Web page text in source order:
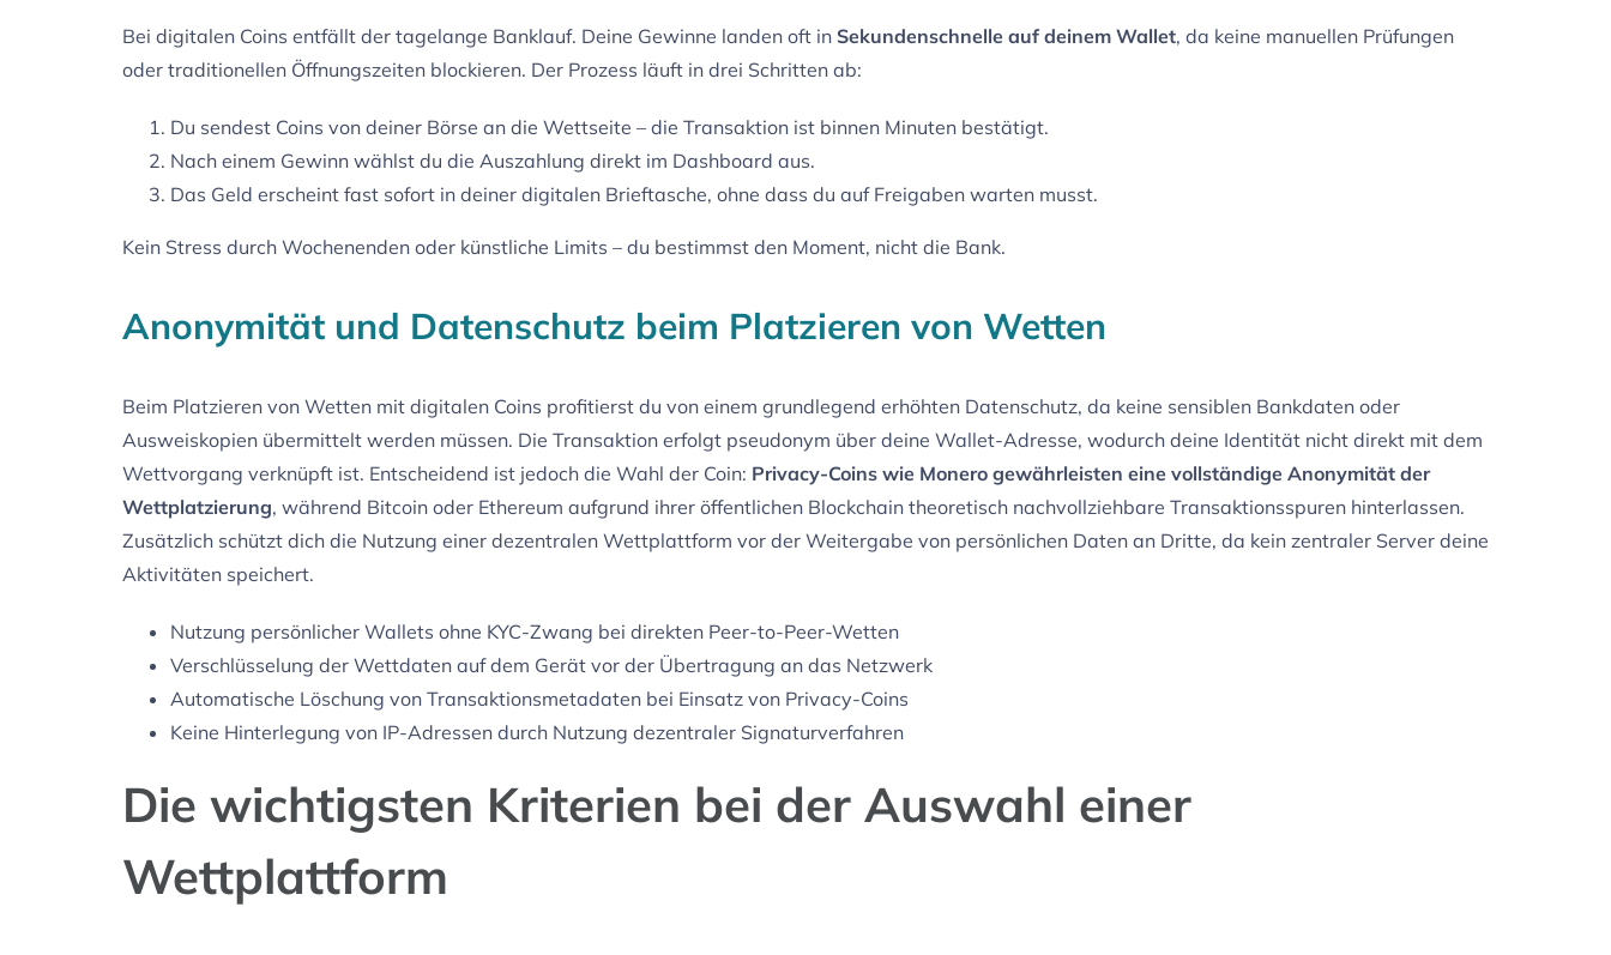
Bei digitalen Coins entfällt der tagelange Banklauf. Deine Gewinne landen oft in Sekundenschnelle auf deinem Wallet, da keine manuellen Prüfungen
oder traditionellen Öffnungszeiten blockieren. Der Prozess läuft in drei Schritten ab:
Du sendest Coins von deiner Börse an die Wettseite – die Transaktion ist binnen Minuten bestätigt.
Nach einem Gewinn wählst du die Auszahlung direkt im Dashboard aus.
Das Geld erscheint fast sofort in deiner digitalen Brieftasche, ohne dass du auf Freigaben warten musst.
Kein Stress durch Wochenenden oder künstliche Limits – du bestimmst den Moment, nicht die Bank.
Anonymität und Datenschutz beim Platzieren von Wetten
Beim Platzieren von Wetten mit digitalen Coins profitierst du von einem grundlegend erhöhten Datenschutz, da keine sensiblen Bankdaten oder
Ausweiskopien übermittelt werden müssen. Die Transaktion erfolgt pseudonym über deine Wallet-Adresse, wodurch deine Identität nicht direkt mit dem
Wettvorgang verknüpft ist. Entscheidend ist jedoch die Wahl der Coin: Privacy-Coins wie Monero gewährleisten eine vollständige Anonymität der
Wettplatzierung, während Bitcoin oder Ethereum aufgrund ihrer öffentlichen Blockchain theoretisch nachvollziehbare Transaktionsspuren hinterlassen.
Zusätzlich schützt dich die Nutzung einer dezentralen Wettplattform vor der Weitergabe von persönlichen Daten an Dritte, da kein zentraler Server deine
Aktivitäten speichert.
Nutzung persönlicher Wallets ohne KYC-Zwang bei direkten Peer-to-Peer-Wetten
Verschlüsselung der Wettdaten auf dem Gerät vor der Übertragung an das Netzwerk
Automatische Löschung von Transaktionsmetadaten bei Einsatz von Privacy-Coins
Keine Hinterlegung von IP-Adressen durch Nutzung dezentraler Signaturverfahren
Die wichtigsten Kriterien bei der Auswahl einer
Wettplattform